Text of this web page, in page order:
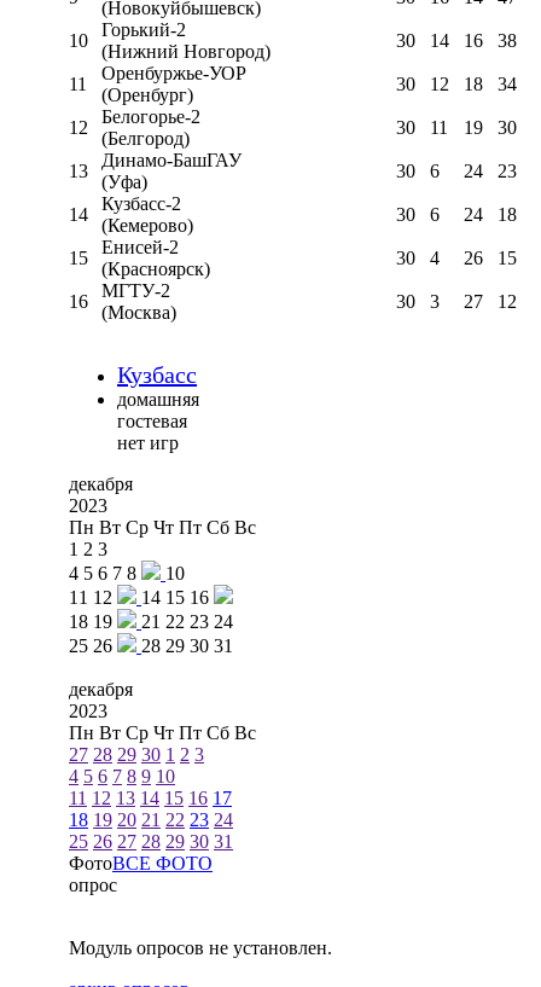
(Новокуйбышевск)
10
Горький-2
(Нижний Новгород)
30 14 16 38
11
Оренбуржье-УОР
(Оренбург)
30 12 18 34
12
Белогорье-2
(Белгород)
30 11 19 30
13
Динамо-БашГАУ
(Уфа)
30 6 24 23
14
Кузбасс-2
(Кемерово)
30 6 24 18
15
Енисей-2
(Красноярск)
30 4 26 15
16
МГТУ-2
(Москва)
30 3 27 12
Кузбасс
домашняя
гостевая
нет игр
декабря
2023
Пн Вт Ср Чт Пт Сб Вс
1 2 3
4 5 6 7 8
10
11 12 14 15 16
18 19 21 22 23 24
25 26 28 29 30 31
декабря
2023
Пн Вт Ср Чт Пт Сб Вс
27 28 29 30 1 2 3
4 5 6 7 8 9 10
11 12 13 14 15 16 17
18 19 20 21 22 23 24
25 26 27 28 29 30 31
ФотоВСЕ ФОТО
опрос
Модуль опросов не установлен.